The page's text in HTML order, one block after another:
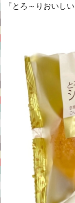
『とろ～りおいし